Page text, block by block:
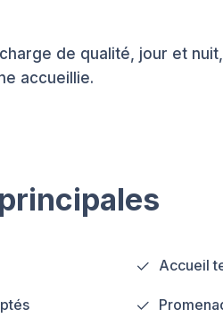
de qualité, jour et
accueillie.
Accueil